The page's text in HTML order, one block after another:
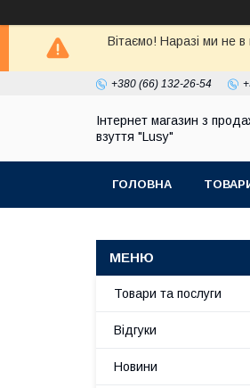
Вітаємо! Наразі ми не
+380 (66) 132-26-54
Інтернет магазин з
взуття "Lusy"
ГОЛОВНА
Товари та послуги
Відгуки
Новини